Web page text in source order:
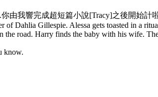
由我響完成超短篇小說[Tracy]之後開始計啦
of Dahlia Gillespie. Alessa gets toasted in a
the road. Harry finds the baby with his wife.
know.